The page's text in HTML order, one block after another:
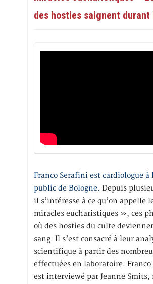
des hosties saignent durant
Franco Serafini est cardiologue à
public de Bologne. Depuis
il s’intéresse à ce qu’on appelle
miracles eucharistiques », ces
où des hosties du culte
sang. Il s’est consacré à leur
scientifique à partir des
effectuées en laboratoire.
est interviewé par Jeanne Smits,